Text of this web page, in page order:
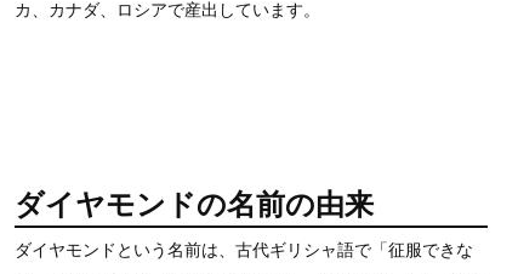
カ、カナダ、ロシアで産出しています。
ダイヤモンドの名前の由来
ダイヤモンドという名前は、古代ギリシャ語で「征服できな